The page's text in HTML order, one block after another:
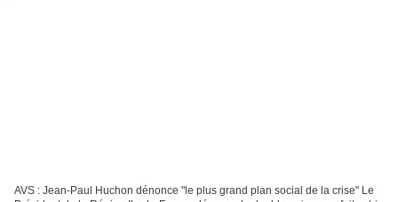
AVS : Jean-Paul Huchon dénonce "le plus grand plan social de la crise" Le